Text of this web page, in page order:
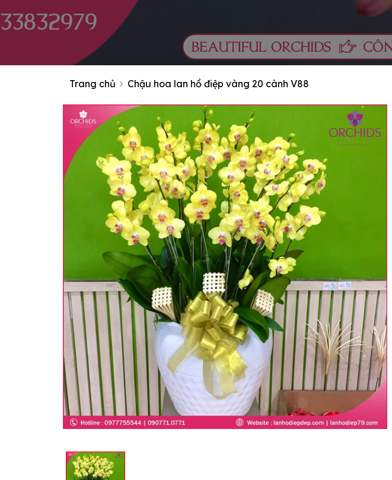
Trang chủ Chậu hoa lan hồ điệp vàng 20 cành V88